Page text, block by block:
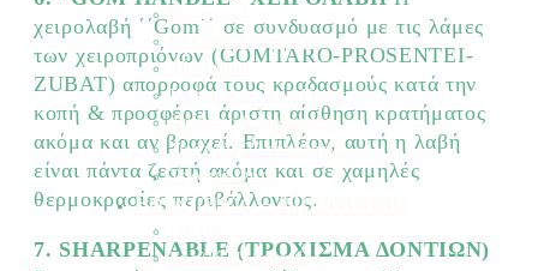
χειρολαβή ΄΄Gom΄΄ σε συνδυασμό με τις λάμες
των χειροπριόνων (GOMTARO-PROSENTEI-
ZUBAT) απορροφά τους κραδασμούς κατά την
κοπή & προσφέρει άριστη αίσθηση κρατήματος
ακόμα και αν βραχεί. Επιπλέον, αυτή η λαβή
είναι πάντα ζεστή ακόμα και σε χαμηλές
θερμοκρασίες περιβάλλοντος.
7. SHARPENABLE (ΤΡΟΧΙΣΜΑ ΔΟΝΤΙΩΝ)
Κάκτοι – Παχύφυτα
Μανιτάρια
Κλήματα – SuperFoods
Φυσικός Χλοοτάπητας
Τεχνητός Χλοοτάπητας
Τεχνητά Φυτά
Ρουχισμός – Προστασία
Γυαλιά Προστασίας